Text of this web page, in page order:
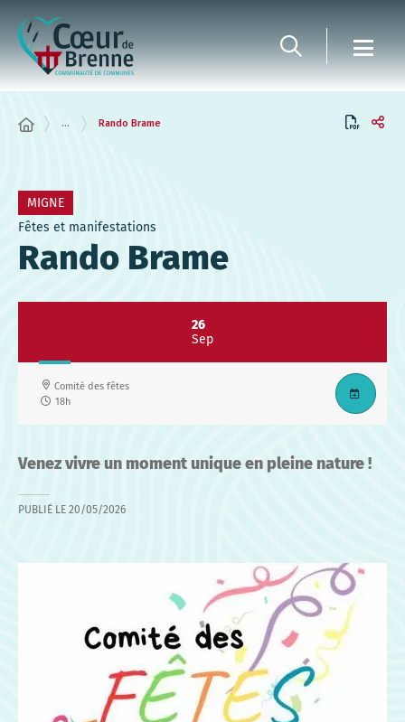
... Rando Brame
MIGNE
Fêtes et manifestations
Rando Brame
26
Sep
Comité des fêtes
18h
Venez vivre un moment unique en pleine nature !
PUBLIÉ LE 20/05/2026